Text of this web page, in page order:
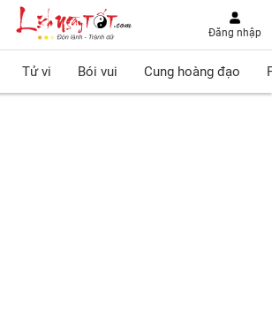
Đăng nhập
Tử vi Bói vui Cung hoàng đạo